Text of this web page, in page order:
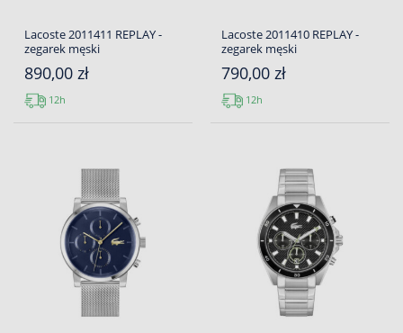
Lacoste 2011411 REPLAY -
zegarek męski
890,00 zł
12h
Lacoste 2011410 REPLAY -
zegarek męski
790,00 zł
12h